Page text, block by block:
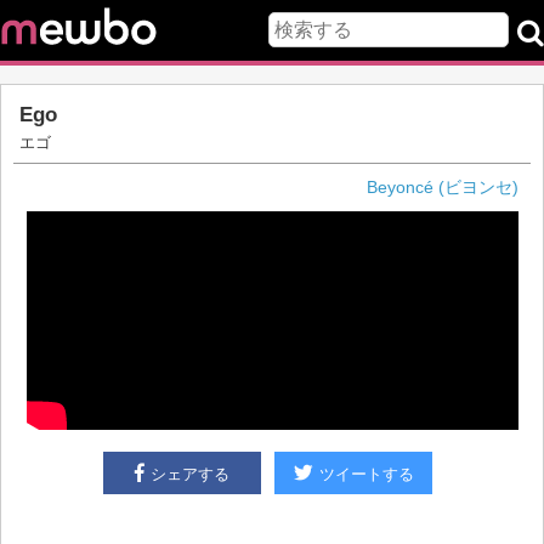
Ego
エゴ
Beyoncé (ビヨンセ)
シェアする ツイートする